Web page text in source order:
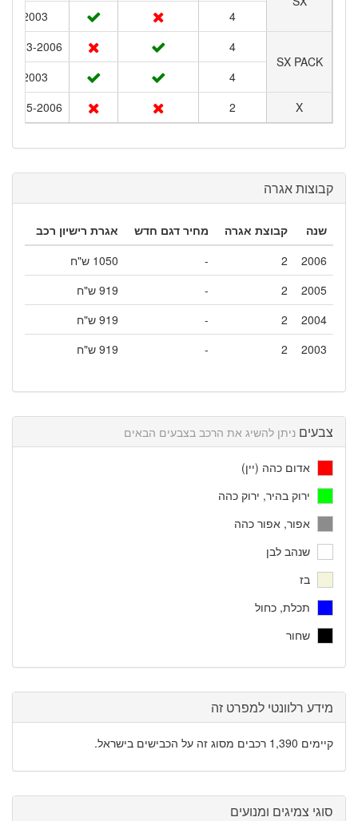
4
2003
SX PACK
4
2003-2006
4
2003
X
2
2005-2006
קבוצות אגרה
שנה קבוצת אגרה מחיר דגם חדש
אגרת רישיון רכב
2006
2
-
1050 ש"ח
2005
2
-
919 ש"ח
2004
2
-
919 ש"ח
2003
2
- 919 ש"ח
צבעים ניתן להשיג את הרכב בצבעים הבאים
אדום כהה (יין)
ירוק בהיר, ירוק כהה
אפור, אפור כהה
שנהב לבן
בז
תכלת, כחול
שחור
מידע רלוונטי למפרט זה
קיימים 1,390 רכבים מסוג זה על הכבישים בישראל.
סוגי צמיגים ומנועים